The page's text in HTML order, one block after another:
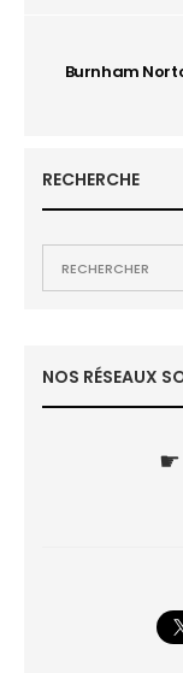
Burnham
RECHERCHE
NOS RÉSEAUX
☛